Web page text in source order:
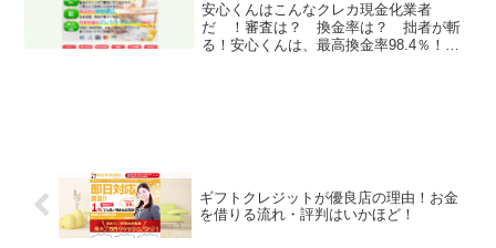
安心くんはこんなクレカ現金化業者
だ ！審査は？ 換金率は？ 拙者が斬
る！安心くんは、最高換金率98.4％！最
ギフトクレジットが優良店の理由！お金
を借りる流れ・評判はいかほど！